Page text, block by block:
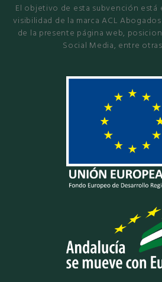
El objetivo de esta subvención está
visibilidad de la marca ACL
de la presente página web,
Social Media, entre